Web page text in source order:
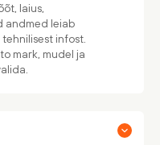
laius,
andmed leiab
infost.
mark, mudel ja